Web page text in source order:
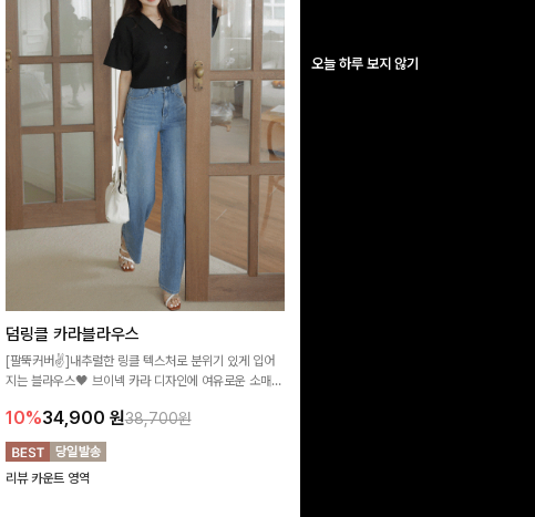
오늘 하루 보지 않기
덤링클 카라블라우스
[팔뚝커버✌]내추럴한 링클 텍스처로 분위기 있게 입어
지는 블라우스🖤 브이넥 카라 디자인에 여유로운 소매핏
10%34,900 원38,700원
리뷰 카운트 영역